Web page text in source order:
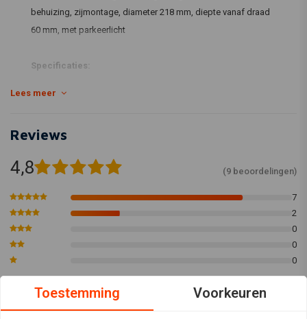
behuizing, zijmontage, diameter 218 mm, diepte vanaf draad
60 mm, met parkeerlicht
Specificaties:
Behuizingskleur: Matzwart
Zijmontage
Schroefdiepte: 60 mm
Behuizing: 3 1/2 "= 90 mm
Lees meer
Reviews
4,8 (9 beoordelingen)
7
2
0
0
0
Sander
Toestemming Voorkeuren